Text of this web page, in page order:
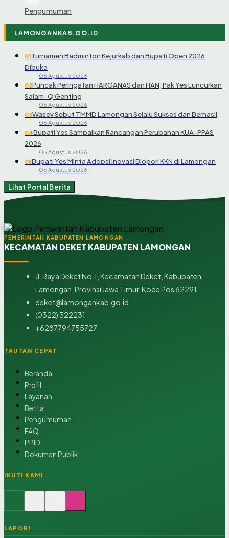
Pengumuman
LAMONGANKAB.GO.ID
01Turnamen Badminton Kejurkab dan Bupati Open 2026
Dibuka
06 Agustus 2026
02Puncak Peringatan HARGANAS dan HAN, Pak Yes Luncurkan
Salam-Q Genting
06 Agustus 2026
03Wasev Sebut TMMD Lamongan Selalu Sukses dan Berhasil
06 Agustus 2026
04Bupati Yes Sampaikan Rancangan Perubahan KUA-PPAS
2026
05 Agustus 2026
05Bupati Yes Minta Adopsi Inovasi Biopori KKN di Lamongan
05 Agustus 2026
Lihat Portal Berita
PEMERINTAH KABUPATEN LAMONGAN
KECAMATAN DEKET KABUPATEN LAMONGAN
Jl. Raya Deket No.1, Kecamatan Deket, Kabupaten
Lamongan, Provinsi Jawa Timur, Kode Pos 62291
deket@lamongankab.go.id
(0322) 322231
+6287794755727
TAUTAN CEPAT
Beranda
Profil
Layanan
Berita
Pengumuman
FAQ
PPID
Dokumen Publik
IKUTI KAMI
LAPOR!